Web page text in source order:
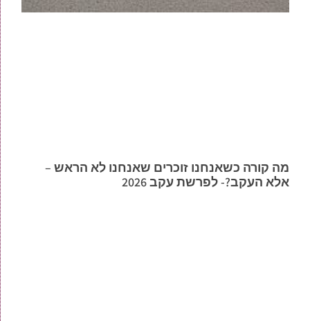
מה קורה כשאנחנו זוכרים שאנחנו לא הראש –
אלא העקב?- לפרשת עקב 2026